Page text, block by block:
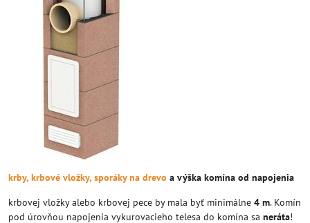
krby, krbové vložky, sporáky na drevo a výška komína od napojenia
krbovej vložky alebo krbovej pece by mala byť minimálne 4 m. Komín
pod úrovňou napojenia vykurovacieho telesa do komína sa neráta!